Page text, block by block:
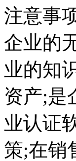
注意事
企业的
业的知
资产;是
业认证
策;在销